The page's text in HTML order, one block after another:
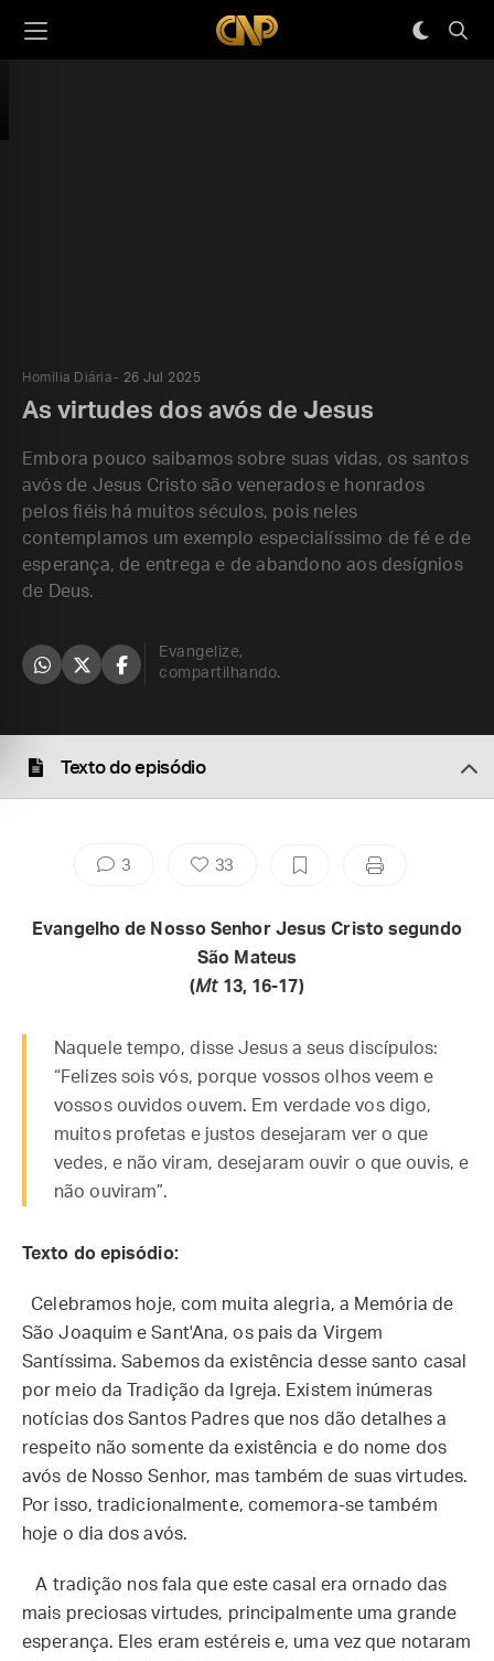
Homilia Diária 26 Jul 2025
As virtudes dos avós de Jesus
Embora pouco saibamos sobre suas vidas, os santos
avós de Jesus Cristo são venerados e honrados
pelos fiéis há muitos séculos, pois neles
contemplamos um exemplo especialíssimo de fé e de
esperança, de entrega e de abandono aos desígnios
de Deus.
Evangelize,
compartilhando.
Texto do episódio
3 33
Evangelho de Nosso Senhor Jesus Cristo segundo
São Mateus
(Mt13, 16-17)
Naquele tempo, disse Jesus a seus discípulos:
“Felizes sois vós, porque vossos olhos veem e
vossos ouvidos ouvem. Em verdade vos digo,
muitos profetas e justos desejaram ver o que
vedes, e não viram, desejaram ouvir o que ouvis, e
não ouviram”.
Texto do episódio:
Celebramos hoje, com muita alegria, a Memória de
São Joaquim e Sant'Ana, os pais da Virgem
Santíssima. Sabemos da existência desse santo casal
por meio da Tradição da Igreja. Existem inúmeras
notícias dos Santos Padres que nos dão detalhes a
respeito não somente da existência e do nome dos
avós de Nosso Senhor, mas também de suas virtudes.
Por isso, tradicionalmente, comemora-se também
hoje o dia dos avós.
A tradição nos fala que este casal era ornado das
mais preciosas virtudes, principalmente uma grande
esperança. Eles eram estéreis e, uma vez que notaram